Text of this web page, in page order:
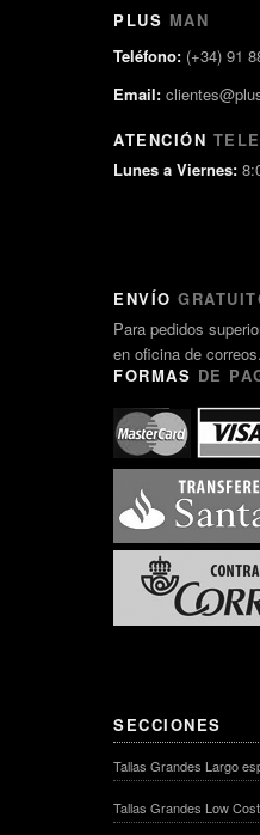
PLUS MAN
Teléfono: (+34) 91
Email:
ATENCIÓN
Lunes a Viernes:
ENVÍO
Para pedidos
en oficina de correos.
FORMAS DE
SECCIONES
Tallas Grandes Largo
Tallas Grandes Low Cost